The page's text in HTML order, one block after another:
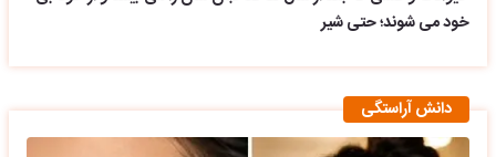
خود می شوند؛ حتی شیر
دانش آراستگی